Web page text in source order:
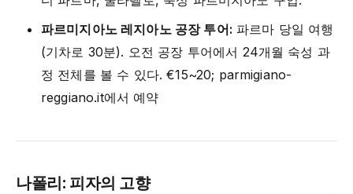
파르미지아노 레지아노 공장 투어: 파르마 당일 여행
(기차로 30분). 오전 공장 투어에서 24개월 숙성 과
정 전체를 볼 수 있다. €15~20; parmigiano-
reggiano.it에서 예약
나폴리: 피자의 고향